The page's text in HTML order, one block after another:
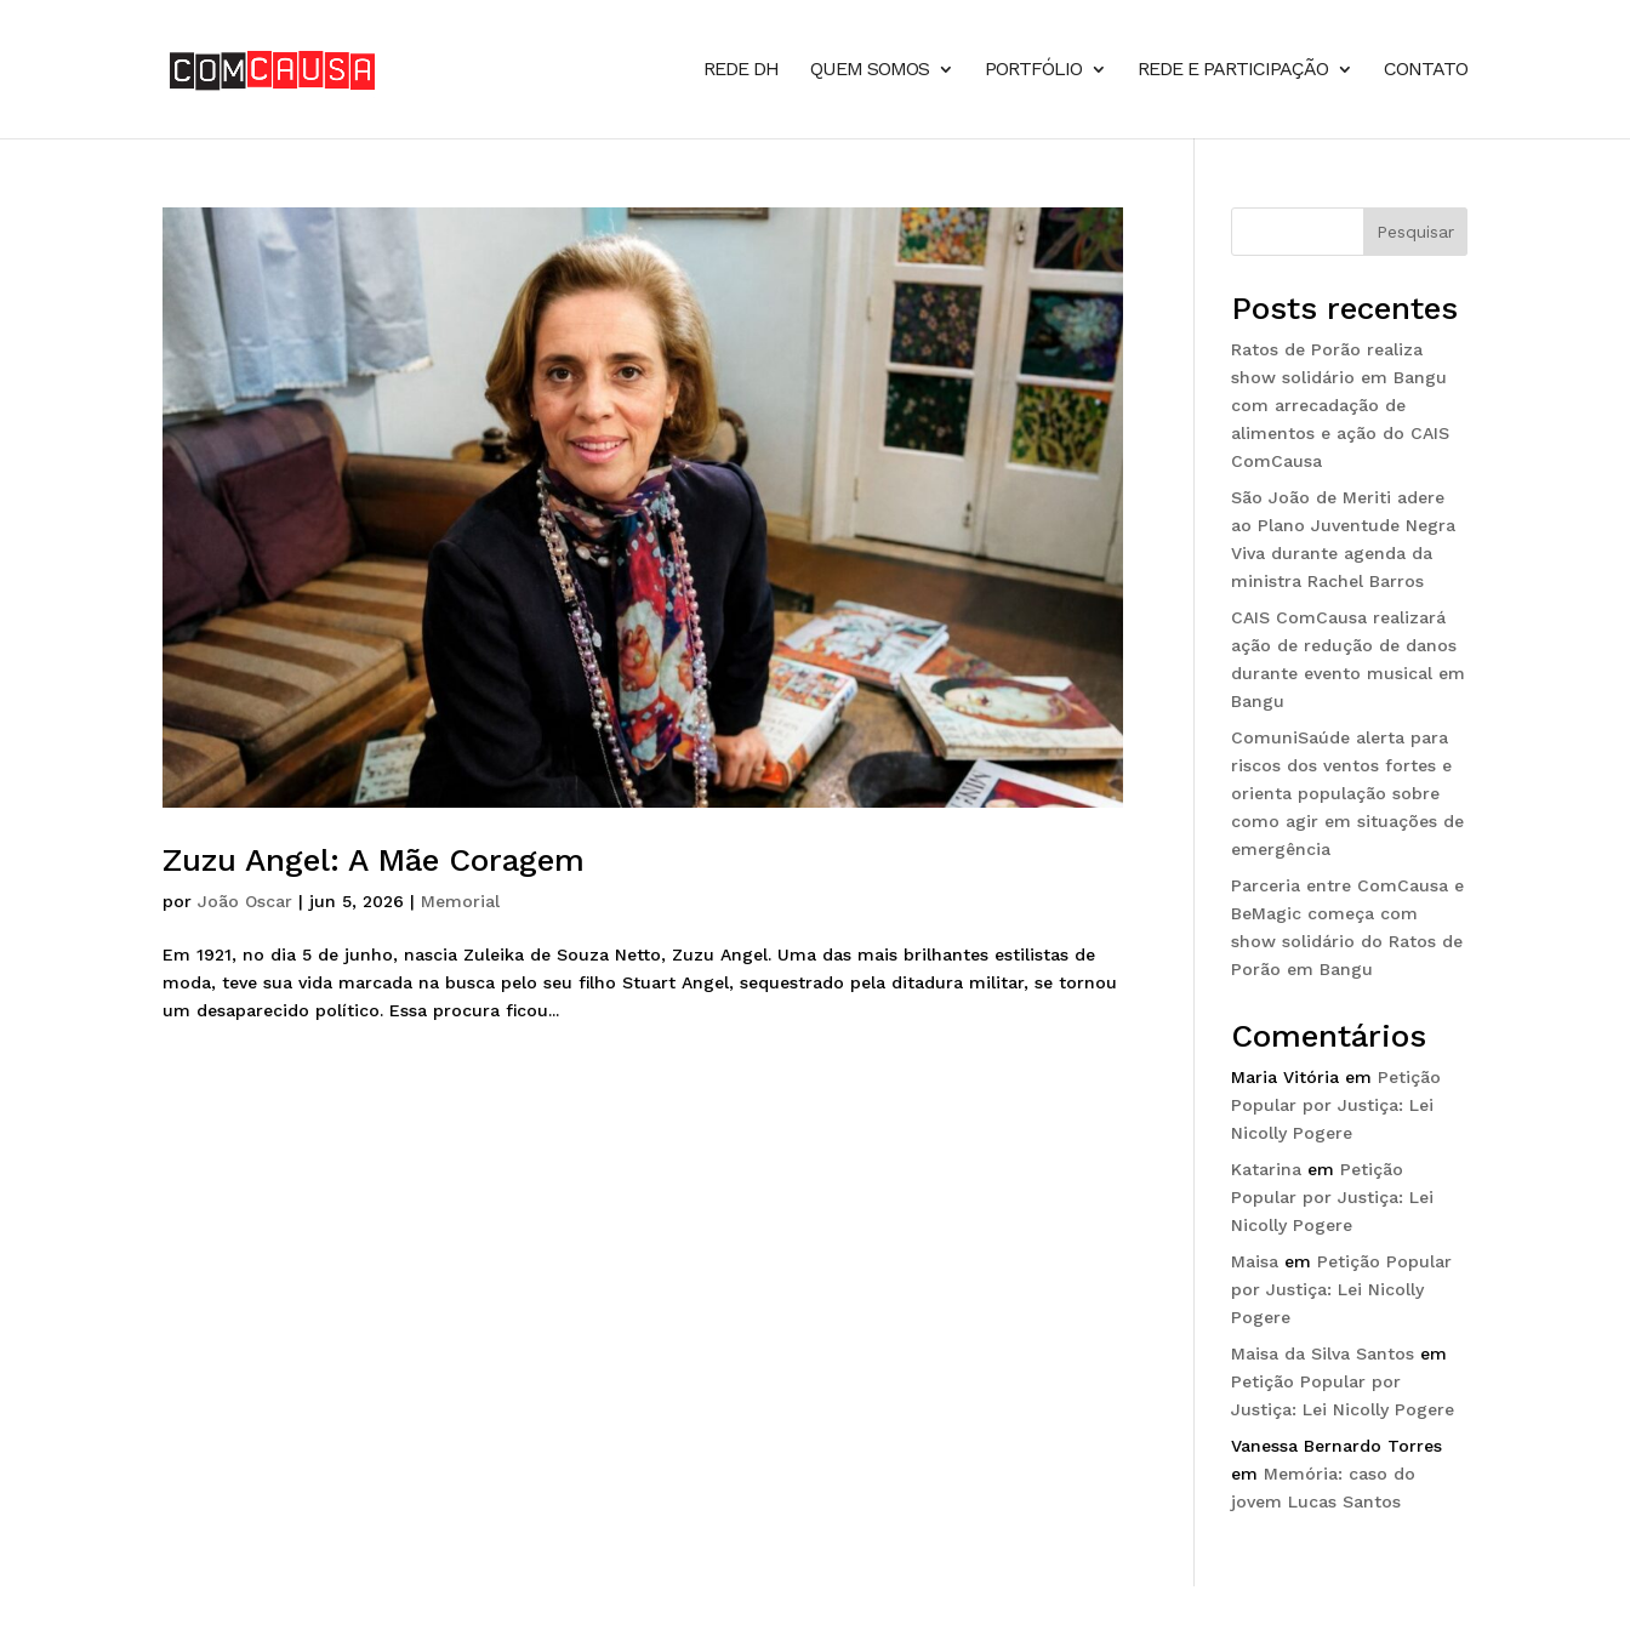
REDE DH QUEM SOMOS PORTFÓLIO REDE E PARTICIPAÇÃO CONTATO
Zuzu Angel: A Mãe Coragem
porJoão Oscar | jun 5, 2026 | Memorial
Em 1921, no dia 5 de junho, nascia Zuleika de Souza Netto, Zuzu Angel. Uma das mais brilhantes estilistas de
moda, teve sua vida marcada na busca pelo seu filho Stuart Angel, sequestrado pela ditadura militar, se tornou
um desaparecido político. Essa procura ficou...
Pesquisar
Posts recentes
Ratos de Porão realiza
show solidário em Bangu
com arrecadação de
alimentos e ação do CAIS
ComCausa
São João de Meriti adere
ao Plano Juventude Negra
Viva durante agenda da
ministra Rachel Barros
CAIS ComCausa realizará
ação de redução de danos
durante evento musical em
Bangu
ComuniSaúde alerta para
riscos dos ventos fortes e
orienta população sobre
como agir em situações de
emergência
Parceria entre ComCausa e
BeMagic começa com
show solidário do Ratos de
Porão em Bangu
Comentários
Maria Vitória em Petição
Popular por Justiça: Lei
Nicolly Pogere
Katarina em Petição
Popular por Justiça: Lei
Nicolly Pogere
Maisa em Petição Popular
por Justiça: Lei Nicolly
Pogere
Maisa da Silva Santos em
Petição Popular por
Justiça: Lei Nicolly Pogere
Vanessa Bernardo Torres
em Memória: caso do
jovem Lucas Santos